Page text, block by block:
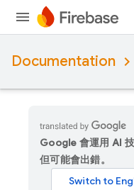
Documentation
Google 會運用 AI
但可能會出錯。